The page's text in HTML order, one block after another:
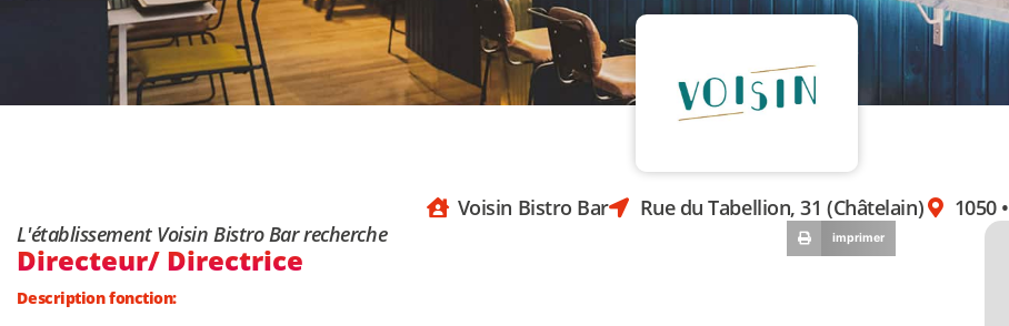
Voisin Bistro Bar Rue du Tabellion, 31 (Châtelain) 1050 •
L'établissement Voisin Bistro Bar recherche
imprimer
Directeur/ Directrice
Description fonction: